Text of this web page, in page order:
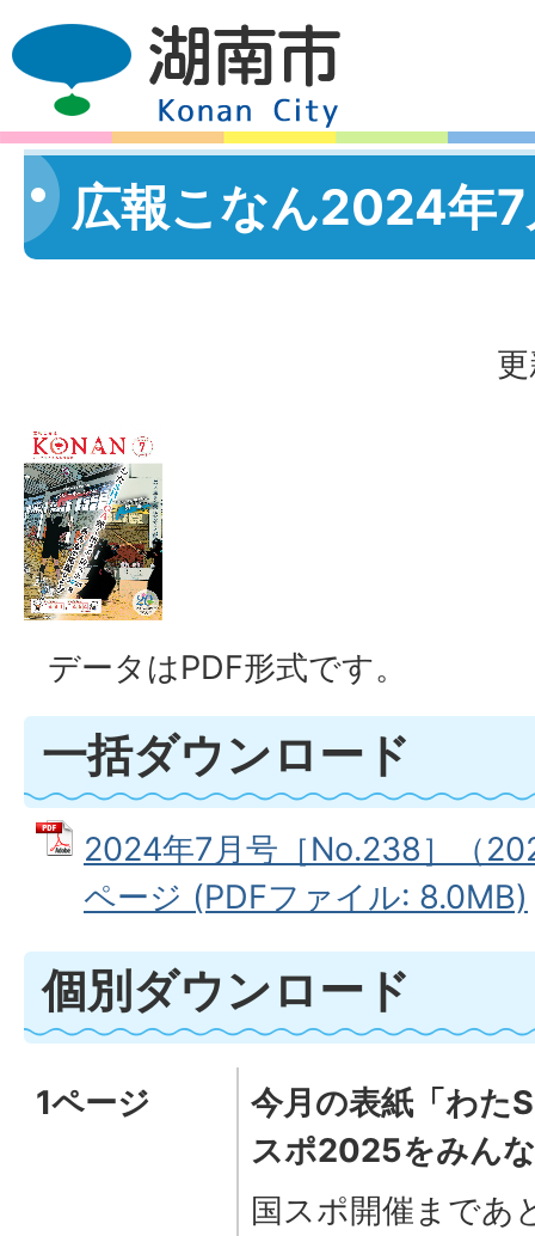
広報こなん2024年7
データはPDF形式です。
一括ダウンロード
2024年7月号［No.238］（
ページ (PDFファイル: 8.0MB)
個別ダウンロード
1ページ
今月の表紙「わた
スポ2025をみん
国スポ開催まであ